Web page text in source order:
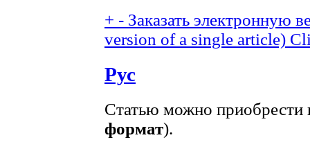
+ - Заказать электронную
version of a single article)
Рус
Статью можно приобрести
формат).